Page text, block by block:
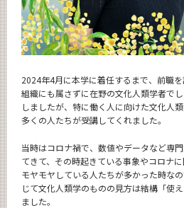
2024年4月に本学に着任するまで、前職
組織にも属さずに在野の文化人類学者で
しましたが、特に働く人に向けた文化人
多くの人たちが受講してくれました。
当時はコロナ禍で、数値やデータなど専
てきて、その時起きている事象やコロナ
モヤモヤしている人たちが多かった時な
じて文化人類学のものの見方は結構「使
ました。
イベントカレンダー
Event Calendar
サイト構
CLOSE